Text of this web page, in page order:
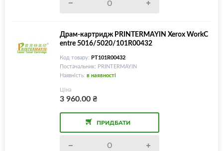
Драм-картридж PRINTERMAYIN Xerox WorkC
entre 5016/5020/101R00432
Код товару: PT101R00432
Постачальник: PRINTERMAYIN
Наявність: в наявності
Ціна
3 960.00₴
ПРИДБАТИ